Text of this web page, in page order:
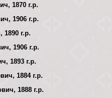
1870 г.р.
1906 г.р.
г.р.
1906 г.р.
1893 г.р.
1884 г.р.
1888 г.р.